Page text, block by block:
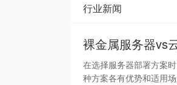
游戏解决方案
视频存储解决方案
行业新闻
裸金属服务器vs
在选择服务器部署方案
种方案各有优势和适用